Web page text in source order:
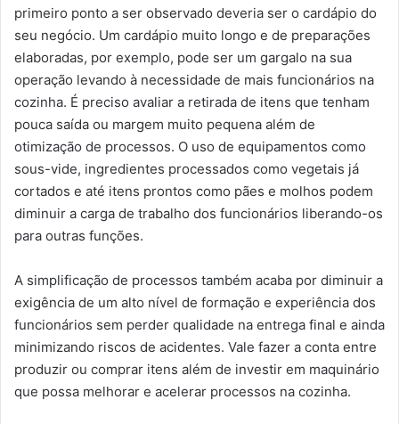
primeiro ponto a ser observado deveria ser o cardápio do
seu negócio. Um cardápio muito longo e de preparações
elaboradas, por exemplo, pode ser um gargalo na sua
operação levando à necessidade de mais funcionários na
cozinha. É preciso avaliar a retirada de itens que tenham
pouca saída ou margem muito pequena além de
otimização de processos. O uso de equipamentos como
sous-vide, ingredientes processados como vegetais já
cortados e até itens prontos como pães e molhos podem
diminuir a carga de trabalho dos funcionários liberando-os
para outras funções.
A simplificação de processos também acaba por diminuir a
exigência de um alto nível de formação e experiência dos
funcionários sem perder qualidade na entrega final e ainda
minimizando riscos de acidentes. Vale fazer a conta entre
produzir ou comprar itens além de investir em maquinário
que possa melhorar e acelerar processos na cozinha.